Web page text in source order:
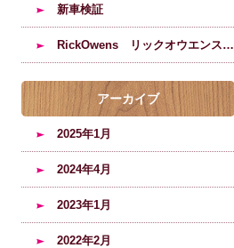
新車検証
RickOwens リックオウエンスのブーツの修理塗装のご依頼
アーカイブ
2025年1月
2024年4月
2023年1月
2022年2月